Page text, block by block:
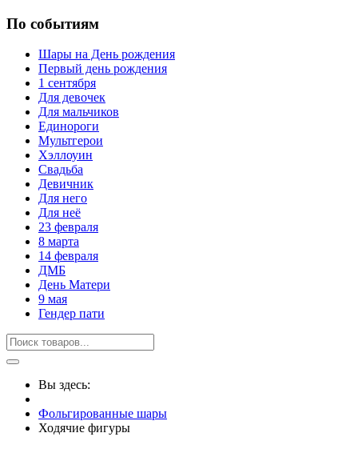
По событиям
Шары на День рождения
Первый день рождения
1 сентября
Для девочек
Для мальчиков
Единороги
Мультгерои
Хэллоуин
Свадьба
Девичник
Для него
Для неё
23 февраля
8 марта
14 февраля
ДМБ
День Матери
9 мая
Гендер пати
Вы здесь:
Фольгированные шары
Ходячие фигуры